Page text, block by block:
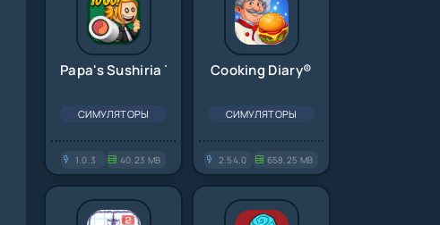
Papa's Sushiria To Go!
СИМУЛЯТОРЫ
1.0.3 40.23 MB
Cooking Diary®
СИМУЛЯТОРЫ
2.54.0 658.25 MB